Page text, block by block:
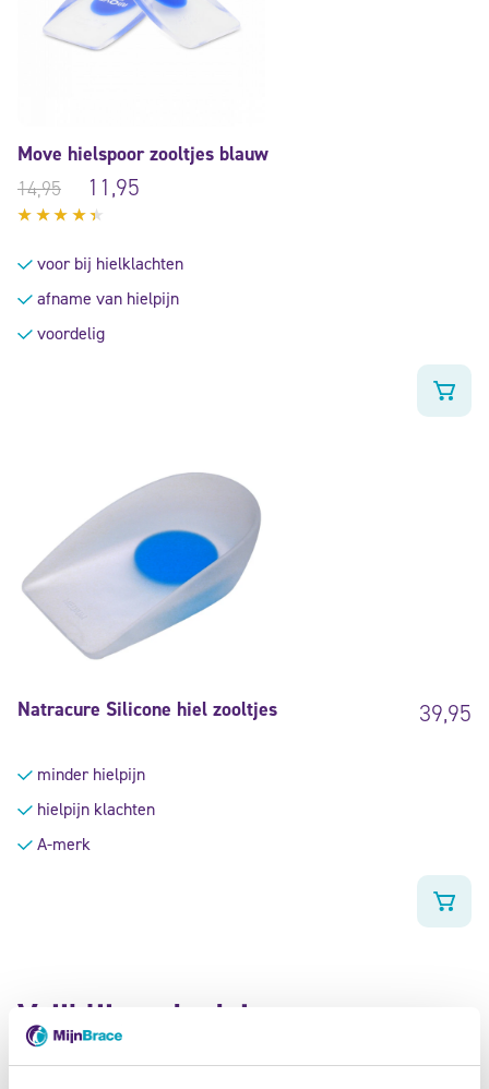
Move hielspoor zooltjes blauw
14,95
11,95
uit 5
voor bij hielklachten
afname van hielpijn
voordelig
Natracure Silicone hiel zooltjes 39,95
minder hielpijn
hielpijn klachten
A-merk
Vrijblijvend advies van onze
fysiotherapeuten